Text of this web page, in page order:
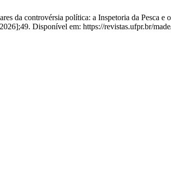
da controvérsia política: a Inspetoria da Pesca
Disponível em: https://revistas.ufpr.br/